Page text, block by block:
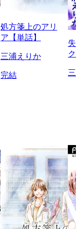
処方箋上のアリ
ア【単話】
三浦えりか
完結
失
ク
三